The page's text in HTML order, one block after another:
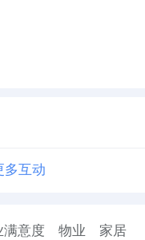
多互动
满意度 物业 家居